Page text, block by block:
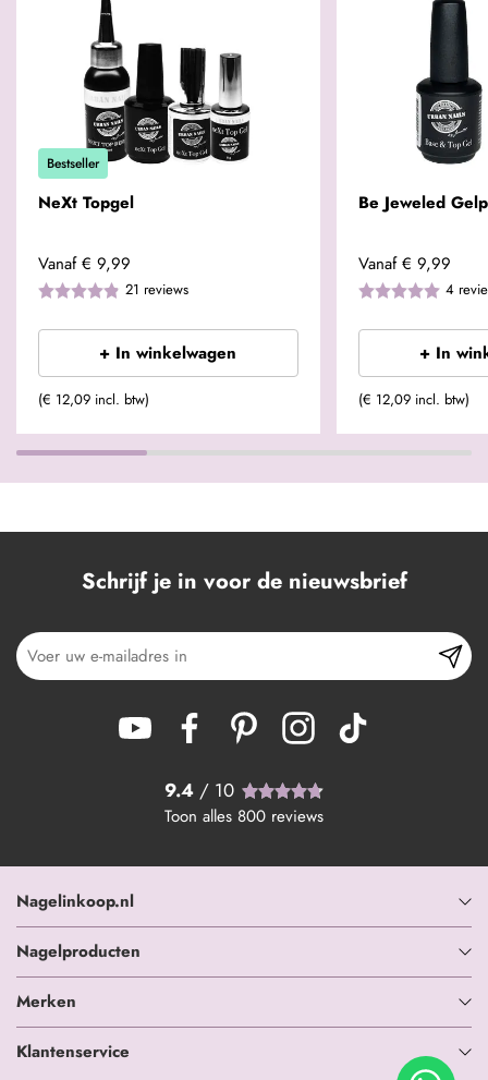
Bestseller
NeXt Topgel
Vanaf € 9,99
21 reviews
+ In winkelwagen
(€ 12,09 incl. btw)
Be Jeweled
Vanaf € 9,99
4
+ In
(€ 12,09 incl. btw)
Schrijf je in voor de nieuwsbrief
9.4 / 10
Toon alles 800 reviews
Nagelinkoop.nl
Nagelproducten
Merken
Klantenservice